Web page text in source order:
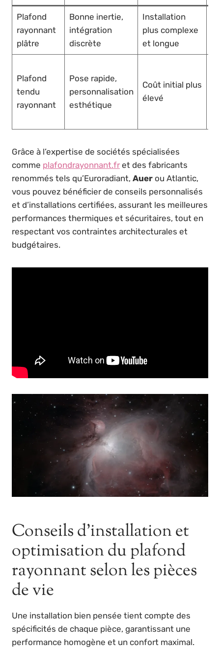
Plafond
rayonnant
plâtre
Bonne inertie,
intégration
discrète
Installation
plus complexe
et longue
Plafond
tendu
rayonnant
Pose rapide,
personnalisation
esthétique
Coût initial plus
élevé
Grâce à l’expertise de sociétés spécialisées
comme plafondrayonnant.fret des fabricants
renommés tels qu’Euroradiant, Auer ou Atlantic,
vous pouvez bénéficier de conseils personnalisés
et d’installations certifiées, assurant les meilleures
performances thermiques et sécuritaires, tout en
respectant vos contraintes architecturales et
budgétaires.
Conseils d’installation et
optimisation du plafond
rayonnant selon les pièces
de vie
Une installation bien pensée tient compte des
spécificités de chaque pièce, garantissant une
performance homogène et un confort maximal.